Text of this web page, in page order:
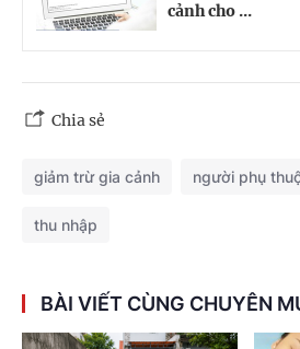
cảnh cho ...
Chia sẻ
giảm trừ gia cảnh người phụ
thu nhập
BÀI VIẾT CÙNG CHUYÊN